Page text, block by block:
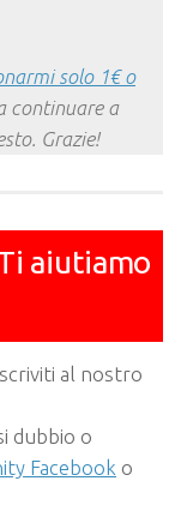
solo 1€ o
continuare a
Grazie!
aiutiamo
al nostro
dubbio o
Facebook o